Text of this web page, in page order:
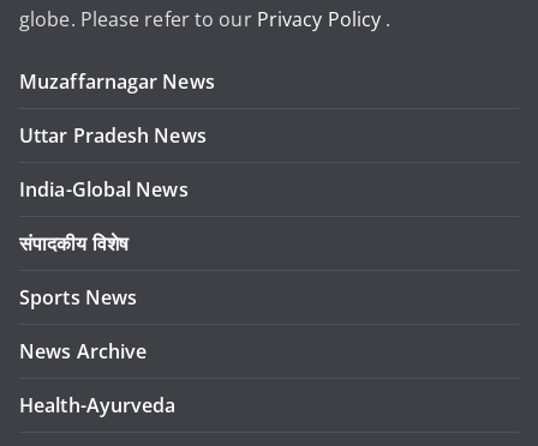
globe. Please refer to our Privacy Policy .
Muzaffarnagar News
Uttar Pradesh News
India-Global News
संपादकीय विशेष
Sports News
News Archive
Health-Ayurveda